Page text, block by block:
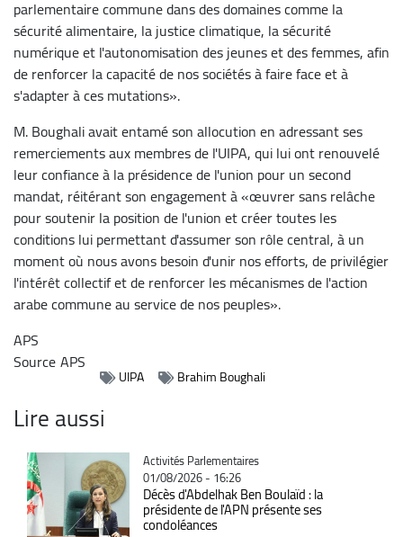
parlementaire commune dans des domaines comme la
sécurité alimentaire, la justice climatique, la sécurité
numérique et l'autonomisation des jeunes et des femmes, afin
de renforcer la capacité de nos sociétés à faire face et à
s'adapter à ces mutations».
M. Boughali avait entamé son allocution en adressant ses
remerciements aux membres de l'UIPA, qui lui ont renouvelé
leur confiance à la présidence de l'union pour un second
mandat, réitérant son engagement à «œuvrer sans relâche
pour soutenir la position de l'union et créer toutes les
conditions lui permettant d'assumer son rôle central, à un
moment où nous avons besoin d'unir nos efforts, de privilégier
l'intérêt collectif et de renforcer les mécanismes de l'action
arabe commune au service de nos peuples».
APS
SourceAPS
UIPA Brahim Boughali
Lire aussi
Catégorie
Activités Parlementaires
01/08/2026 - 16:26
Décès d'Abdelhak Ben Boulaïd : la
présidente de l'APN présente ses
condoléances